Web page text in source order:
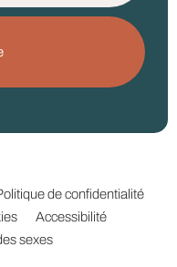
de confidentialité
Accessibilité
sexes